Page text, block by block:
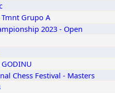
Grupo A
2023 - Open
GODINU
Chess Festival - Masters